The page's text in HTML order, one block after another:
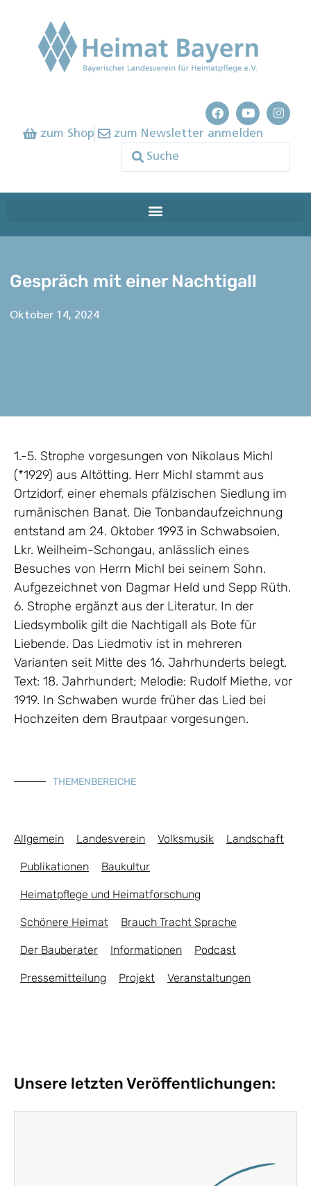
zum Shop zum Newsletter anmelden
Gespräch mit einer Nachtigall
Oktober 14, 2024
1.-5. Strophe vorgesungen von Nikolaus Michl
(*1929) aus Altötting. Herr Michl stammt aus
Ortzidorf, einer ehemals pfälzischen Siedlung im
rumänischen Banat. Die Tonbandaufzeichnung
entstand am 24. Oktober 1993 in Schwabsoien,
Lkr. Weilheim-Schongau, anlässlich eines
Besuches von Herrn Michl bei seinem Sohn.
Aufgezeichnet von Dagmar Held und Sepp Rüth.
6. Strophe ergänzt aus der Literatur. In der
Liedsymbolik gilt die Nachtigall als Bote für
Liebende. Das Liedmotiv ist in mehreren
Varianten seit Mitte des 16. Jahrhunderts belegt.
Text: 18. Jahrhundert; Melodie: Rudolf Miethe, vor
1919. In Schwaben wurde früher das Lied bei
Hochzeiten dem Brautpaar vorgesungen.
THEMENBEREICHE
Allgemein Landesverein Volksmusik Landschaft
Publikationen Baukultur
Heimatpflege und Heimatforschung
Schönere Heimat Brauch Tracht Sprache
Der Bauberater Informationen Podcast
Pressemitteilung Projekt Veranstaltungen
Unsere letzten Veröffentlichungen: